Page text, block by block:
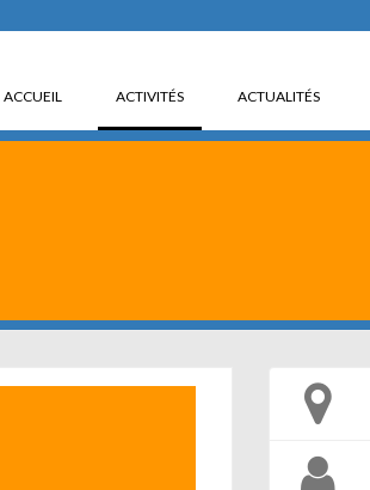
ACCUEIL ACTIVITÉS(CURRENT)ACTUALITÉS